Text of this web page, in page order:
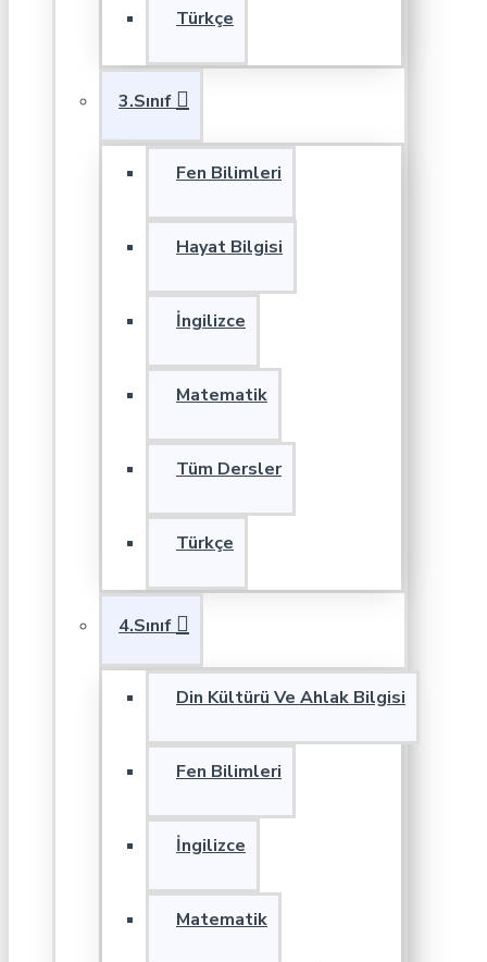
Türkçe
3.Sınıf
Fen Bilimleri
Hayat Bilgisi
İngilizce
Matematik
Tüm Dersler
Türkçe
4.Sınıf
Din Kültürü Ve Ahlak Bilgisi
Fen Bilimleri
İngilizce
Matematik